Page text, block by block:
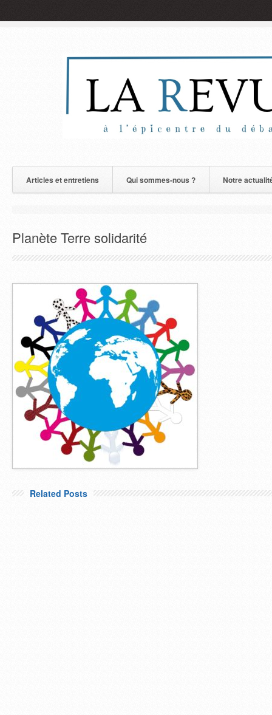
Articles et entretiens Qui sommes-nous ? Notre
Planète Terre solidarité
Related Posts